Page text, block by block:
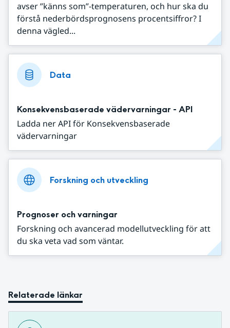
avser ”känns som”-temperaturen, och hur ska du
förstå nederbördsprognosens procentsiffror? I
denna vägled...
Data
Konsekvensbaserade vädervarningar - API
Ladda ner API för Konsekvensbaserade
vädervarningar
Forskning och utveckling
Prognoser och varningar
Forskning och avancerad modellutveckling för att
du ska veta vad som väntar.
Relaterade länkar